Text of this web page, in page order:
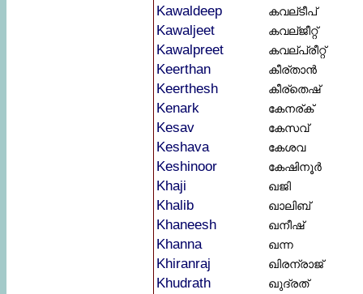
Kawaldeep കവല്ടീപ്
Kawaljeet കവല്ജീറ്റ്
Kawalpreet കവല്പ്രീറ്റ്
Keerthan കീര്താൻ
Keerthesh കീര്തെഷ്
Kenark കേനര്ക്
Kesav കേസവ്
Keshava കേശവ
Keshinoor കേഷിനൂർ
Khaji ഖജി
Khalib ഖാലിബ്
Khaneesh ഖനീഷ്
Khanna ഖന്ന
Khiranraj ഖിരന്രാജ്
Khudrath ഖുദ്രത്